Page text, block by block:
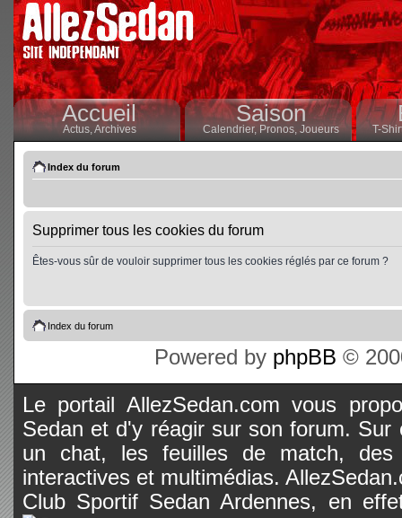
Accueil
Actus,Archives
Saison
Calendrier,Pronos, Joueurs T-
Index du forum
Supprimer tous les cookies du forum
Êtes-vous sûr de vouloir supprimer tous les cookies réglés par ce forum ?
Index du forum
Powered by phpBB ©
Le portail AllezSedan.com vous
Sedan et d'y réagir sur son forum.
un chat, les feuilles de match, des
interactives et multimédias.
Club Sportif Sedan Ardennes, en